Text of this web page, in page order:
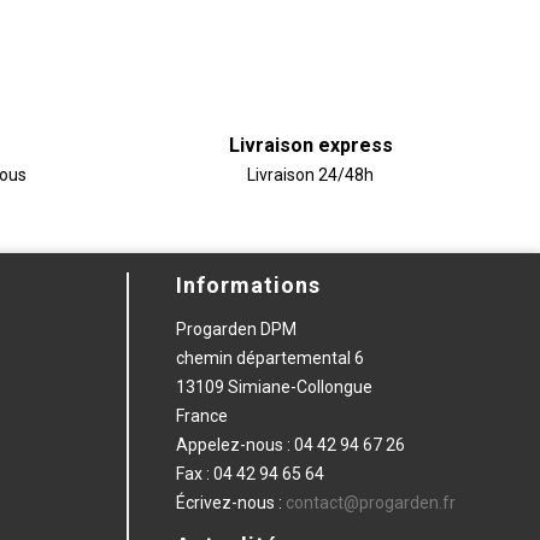
Livraison express
Livraison 24/48h
Informations
Progarden DPM
chemin départemental 6
13109 Simiane-Collongue
France
Appelez-nous : 04 42 94 67 26
Fax : 04 42 94 65 64
Écrivez-nous : contact@progarden.fr